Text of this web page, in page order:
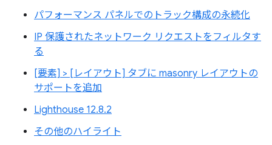
パフォーマンス パネルでのトラック構成の永続化
IP 保護されたネットワーク リクエストをフィルタす
る
[要素] > [レイアウト] タブに masonry レイアウトの
サポートを追加
Lighthouse 12.8.2
その他のハイライト